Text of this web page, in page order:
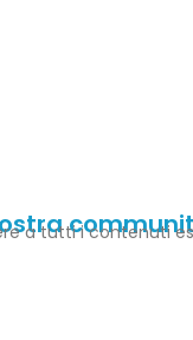
a tutti i contenuti